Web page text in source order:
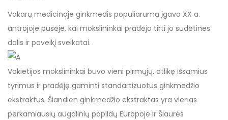
Vakarų medicinoje ginkmedis populiarumą įgavo XX a.
antrojoje pusėje, kai mokslininkai pradėjo tirti jo sudėtines
dalis ir poveikį sveikatai.
Vokietijos mokslininkai buvo vieni pirmųjų, atlikę išsamius
tyrimus ir pradėję gaminti standartizuotus ginkmedžio
ekstraktus. Šiandien ginkmedžio ekstraktas yra vienas
perkamiausių augalinių papildų Europoje ir Šiaurės